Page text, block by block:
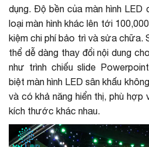
dụng. Độ bền của màn hình
loại màn hình khác lên tới
kiệm chi phí bảo trì và sửa chữa.
thể dễ dàng thay đổi nội dung
như trình chiếu slide
biệt màn hình LED sân khấu
và có khả năng hiển thị, phù hợp
kích thước khác nhau.